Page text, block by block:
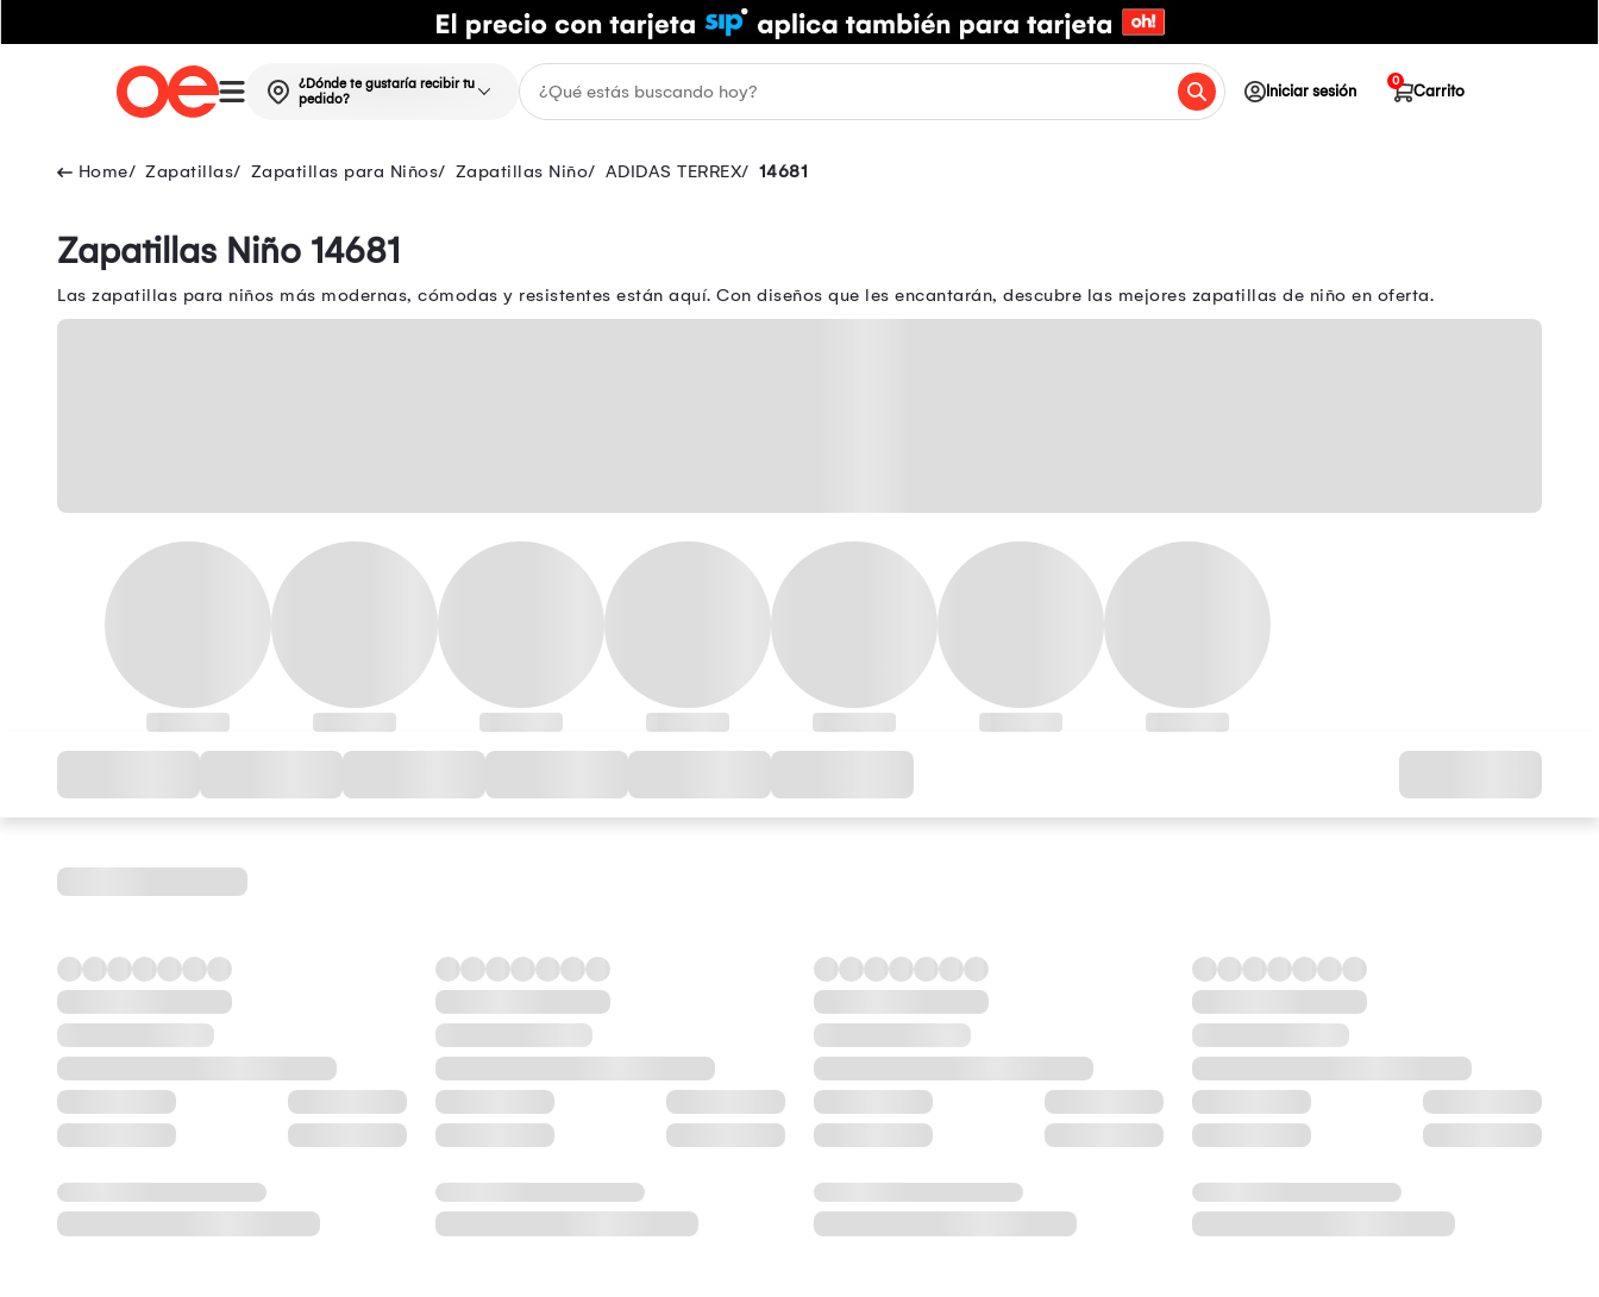
¿Dónde te gustaría recibir tu
pedido?
Iniciar sesión Carrito
0
Zapatillas Zapatillas para Niños Zapatillas Niño ADIDAS TERREX 14681
Zapatillas Niño 14681
Las zapatillas para niños más modernas, cómodas y resistentes están aquí. Con diseños que les encantarán, descubre las mejores zapatillas de niño en oferta.